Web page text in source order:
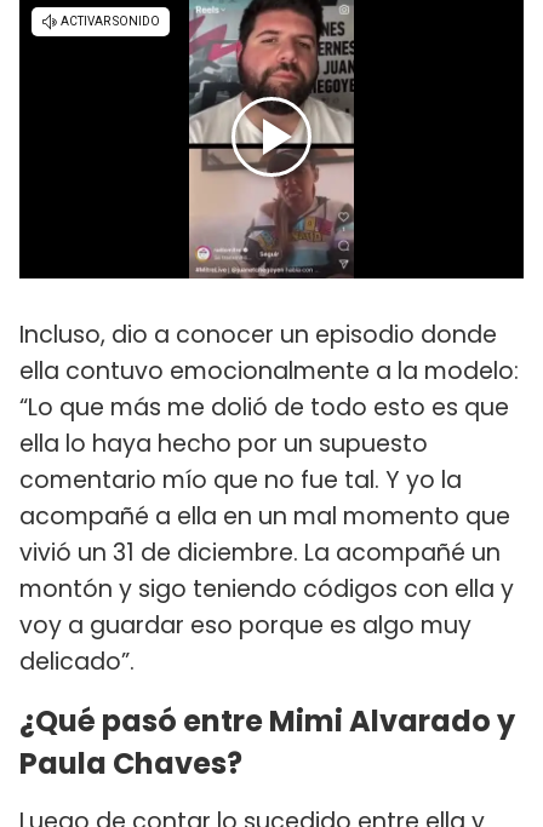
Incluso, dio a conocer un episodio donde
ella contuvo emocionalmente a la modelo:
“Lo que más me dolió de todo esto es que
ella lo haya hecho por un supuesto
comentario mío que no fue tal. Y yo la
acompañé a ella en un mal momento que
vivió un 31 de diciembre. La acompañé un
montón y sigo teniendo códigos con ella y
voy a guardar eso porque es algo muy
delicado”.
¿Qué pasó entre Mimi Alvarado y
Paula Chaves?